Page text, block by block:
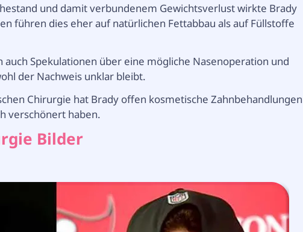
und damit verbundenem Gewichtsverlust wirkte Brady
führen dies eher auf natürlichen Fettabbau als auf Füllstoffe
auch Spekulationen über eine mögliche Nasenoperation und
der Nachweis unklar bleibt.
Chirurgie hat Brady offen kosmetische Zahnbehandlungen
verschönert haben.
Bilder